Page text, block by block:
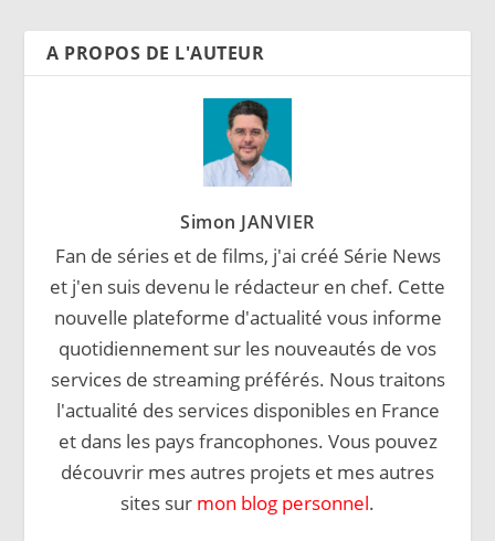
A PROPOS DE L'AUTEUR
Simon JANVIER
Fan de séries et de films, j'ai créé Série News
et j'en suis devenu le rédacteur en chef. Cette
nouvelle plateforme d'actualité vous informe
quotidiennement sur les nouveautés de vos
services de streaming préférés. Nous traitons
l'actualité des services disponibles en France
et dans les pays francophones. Vous pouvez
découvrir mes autres projets et mes autres
sites sur mon blog personnel.